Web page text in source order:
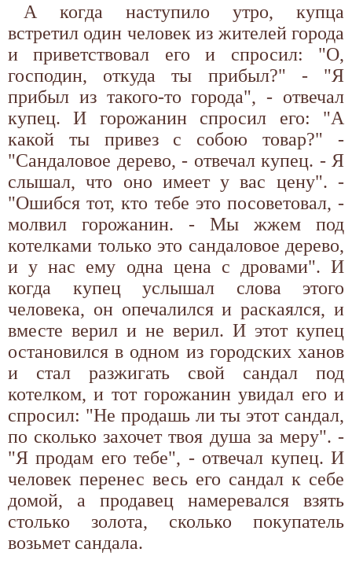
А когда наступило утро, купца
встретил один человек из жителей города
и приветствовал его и спросил: "О,
господин, откуда ты прибыл?" - "Я
прибыл из такого-то города", - отвечал
купец. И горожанин спросил его: "А
какой ты привез с собою товар?" -
"Сандаловое дерево, - отвечал купец. - Я
слышал, что оно имеет у вас цену". -
"Ошибся тот, кто тебе это посоветовал, -
молвил горожанин. - Мы жжем под
котелками только это сандаловое дерево,
и у нас ему одна цена с дровами". И
когда купец услышал слова этого
человека, он опечалился и раскаялся, и
вместе верил и не верил. И этот купец
остановился в одном из городских ханов
и стал разжигать свой сандал под
котелком, и тот горожанин увидал его и
спросил: "Не продашь ли ты этот сандал,
по сколько захочет твоя душа за меру". -
"Я продам его тебе", - отвечал купец. И
человек перенес весь его сандал к себе
домой, а продавец намеревался взять
столько золота, сколько покупатель
возьмет сандала.